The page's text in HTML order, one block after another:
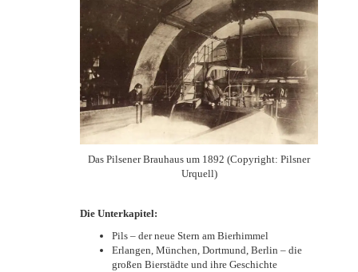
Das Pilsener Brauhaus um 1892 (Copyright: Pilsner
Urquell)
Die Unterkapitel:
Pils – der neue Stern am Bierhimmel
Erlangen, München, Dortmund, Berlin – die
großen Bierstädte und ihre Geschichte